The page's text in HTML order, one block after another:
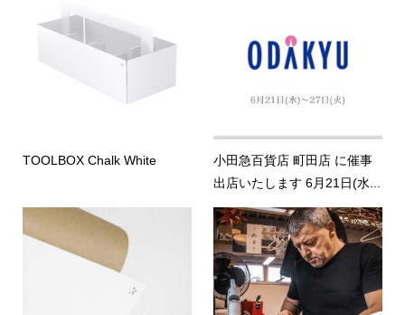
TOOLBOX Chalk White
小田急百貨店 町田店 に催事
出店いたします 6月21日(水...